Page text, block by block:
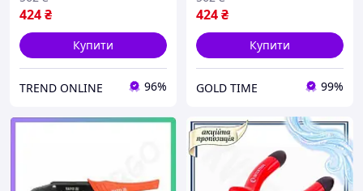
424₴
Купити
TREND ONLINE 96%
424₴
Купити
GOLD TIME 99%